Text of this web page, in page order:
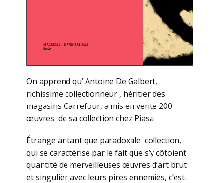
On apprend qu’ Antoine De Galbert,
richissime collectionneur , héritier des
magasins Carrefour, a mis en vente 200
œuvres de sa collection chez Piasa
Étrange antant que paradoxale collection,
qui se caractérise par le fait que s’y côtoient
quantité de merveilleuses œuvres d’art brut
et singulier avec leurs pires ennemies, c’est-